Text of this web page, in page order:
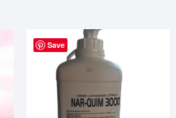
Save